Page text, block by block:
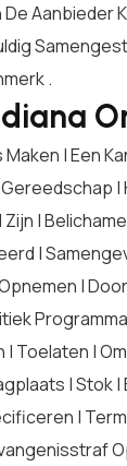
Aanbieder
.
| Een
|
|
|
Toelaten |
| Stok
|